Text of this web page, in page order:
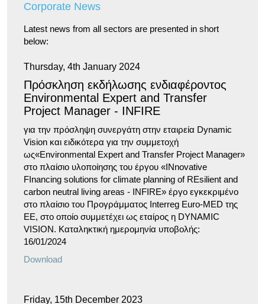
Corporate News
Latest news from all sectors are presented in short
below:
Thursday, 4th January 2024
Πρόσκληση εκδήλωσης ενδιαφέροντος
Environmental Expert and Transfer
Project Manager - INFIRE
για την πρόσληψη συνεργάτη στην εταιρεία Dynamic
Vision και ειδικότερα για την συμμετοχή
ως«Environmental Expert and Transfer Project Manager»
στο πλαίσιο υλοποίησης του έργου «INnovative
FInancing solutions for climate planning of REsilient and
carbon neutral living areas - INFIRE» έργο εγκεκριμένο
στο πλαίσιο του Προγράμματος Interreg Euro-MED της
ΕΕ, στo οποίo συμμετέχει ως εταίρος η DYNAMIC
VISION. Καταληκτική ημερομηνία υποβολής:
16/01/2024
Download
Friday, 15th December 2023